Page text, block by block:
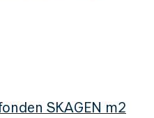
SKAGEN m2